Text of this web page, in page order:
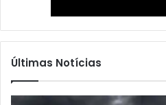
Últimas Notícias